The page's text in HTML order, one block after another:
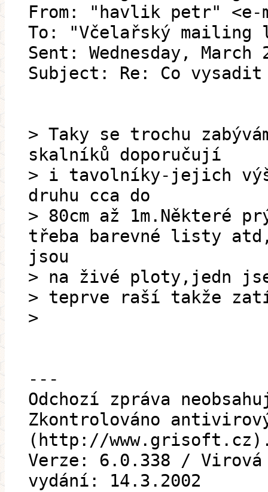
From: "havlik petr" <e-
To: "Včelařský
Sent: Wednesday, March
Subject: Re: Co vysadit
> Taky se trochu
skalníků doporučují
> i tavolníky-jejich
druhu cca do
> 80cm až 1m.Některé
třeba barevné listy
jsou
> na živé ploty,jedn
> teprve raší takže
>
---
Odchozí zpráva
Zkontrolováno
(http://
Verze: 6.0.338 / Virová
vydání: 14.3.2002